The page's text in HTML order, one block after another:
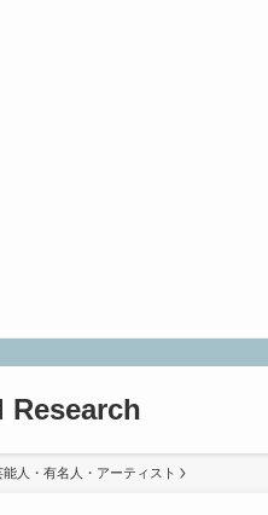
Research
能人・有名人・アーティスト